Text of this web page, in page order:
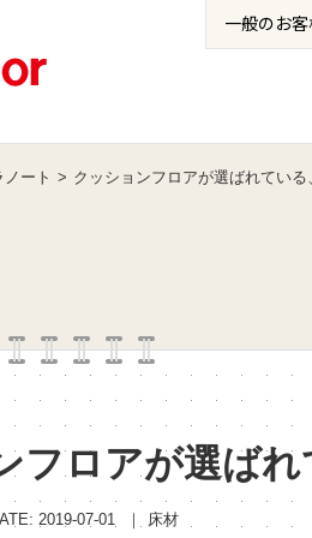
一般のお
ノート クッションフロアが選ばれている
フロアが選ば
2019-07-01 床材